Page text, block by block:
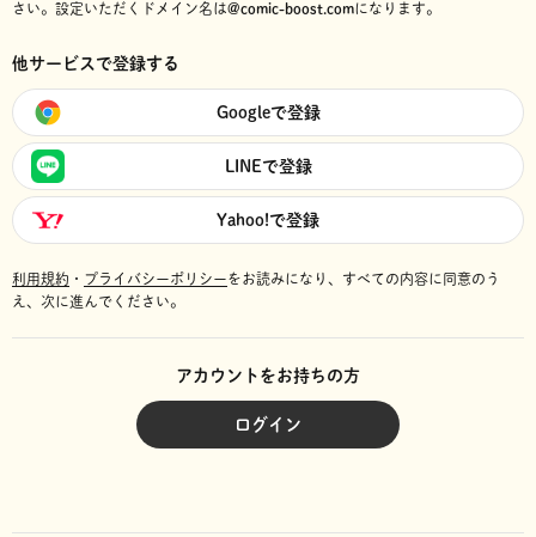
さい。 設定いただくドメイン名は@comic-boost.comになります。
他サービスで登録する
Googleで登録
LINEで登録
Yahoo!で登録
利用規約 ・ プライバシーポリシーをお読みになり、 すべての内容に同意のう
え、次に進んでください。
アカウントをお持ちの方
ログイン